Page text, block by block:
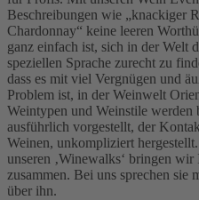
Beschreibungen wie „knackiger
Chardonnay“ keine leeren
ganz einfach ist, sich in der Welt
speziellen Sprache zurecht zu
dass es mit viel Vergnügen und
Problem ist, in der Weinwelt
Weintypen und Weinstile werden
ausführlich vorgestellt, der
Weinen, unkompliziert
unseren ‚Winewalks‘ bringen
zusammen. Bei uns sprechen sie
über ihn.